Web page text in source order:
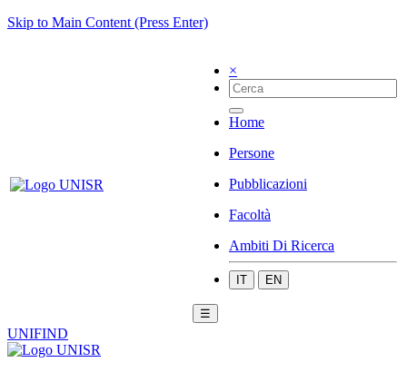
Skip to Main Content (Press Enter)
×
Home
Persone
Pubblicazioni
Facoltà
Ambiti Di Ricerca
IT EN
☰
UNIFIND